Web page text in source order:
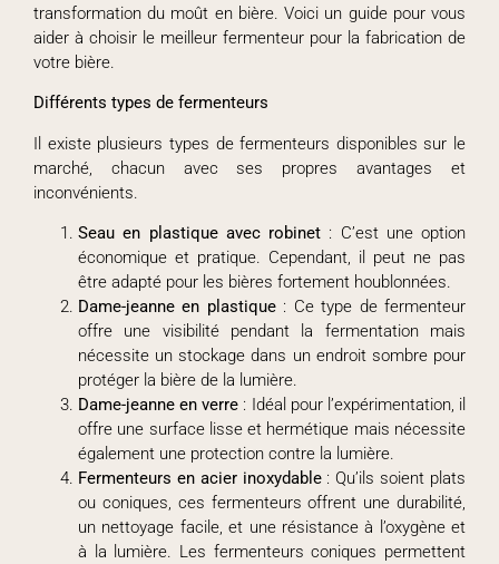
transformation du moût en bière. Voici un guide pour vous
aider à choisir le meilleur fermenteur pour la fabrication de
votre bière.
Différents types de fermenteurs
Il existe plusieurs types de fermenteurs disponibles sur le
marché, chacun avec ses propres avantages et
inconvénients.
Seau en plastique avec robinet : C’est une option
économique et pratique. Cependant, il peut ne pas
être adapté pour les bières fortement houblonnées.
Dame-jeanne en plastique: Ce type de fermenteur
offre une visibilité pendant la fermentation mais
nécessite un stockage dans un endroit sombre pour
protéger la bière de la lumière.
Dame-jeanne en verre : Idéal pour l’expérimentation, il
offre une surface lisse et hermétique mais nécessite
également une protection contre la lumière.
Fermenteurs en acier inoxydable: Qu’ils soient plats
ou coniques, ces fermenteurs offrent une durabilité,
un nettoyage facile, et une résistance à l’oxygène et
à la lumière. Les fermenteurs coniques permettent